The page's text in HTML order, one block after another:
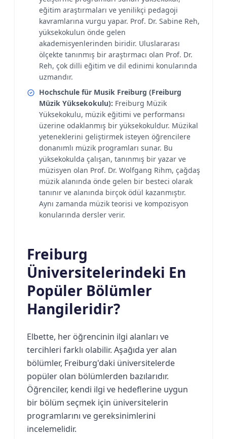
eğitim araştırmaları ve yenilikçi pedagoji
kavramlarına vurgu yapar. Prof. Dr. Sabine Reh,
yüksekokulun önde gelen
akademisyenlerinden biridir. Uluslararası
ölçekte tanınmış bir araştırmacı olan Prof. Dr.
Reh, çok dilli eğitim ve dil edinimi konularında
uzmandır.
Hochschule für Musik Freiburg (Freiburg
Müzik Yüksekokulu): Freiburg Müzik
Yüksekokulu, müzik eğitimi ve performansı
üzerine odaklanmış bir yüksekokuldur. Müzikal
yeteneklerini geliştirmek isteyen öğrencilere
donanımlı müzik programları sunar. Bu
yüksekokulda çalışan, tanınmış bir yazar ve
müzisyen olan Prof. Dr. Wolfgang Rihm, çağdaş
müzik alanında önde gelen bir besteci olarak
tanınır ve alanında birçok ödül kazanmıştır.
Aynı zamanda müzik teorisi ve kompozisyon
konularında dersler verir.
Freiburg
Üniversitelerindeki En
Popüler Bölümler
Hangileridir?
Elbette, her öğrencinin ilgi alanları ve
tercihleri farklı olabilir. Aşağıda yer alan
bölümler, Freiburg'daki üniversitelerde
popüler olan bölümlerden bazılarıdır.
Öğrenciler, kendi ilgi ve hedeflerine uygun
bir bölüm seçmek için üniversitelerin
programlarını ve gereksinimlerini
incelemelidir.